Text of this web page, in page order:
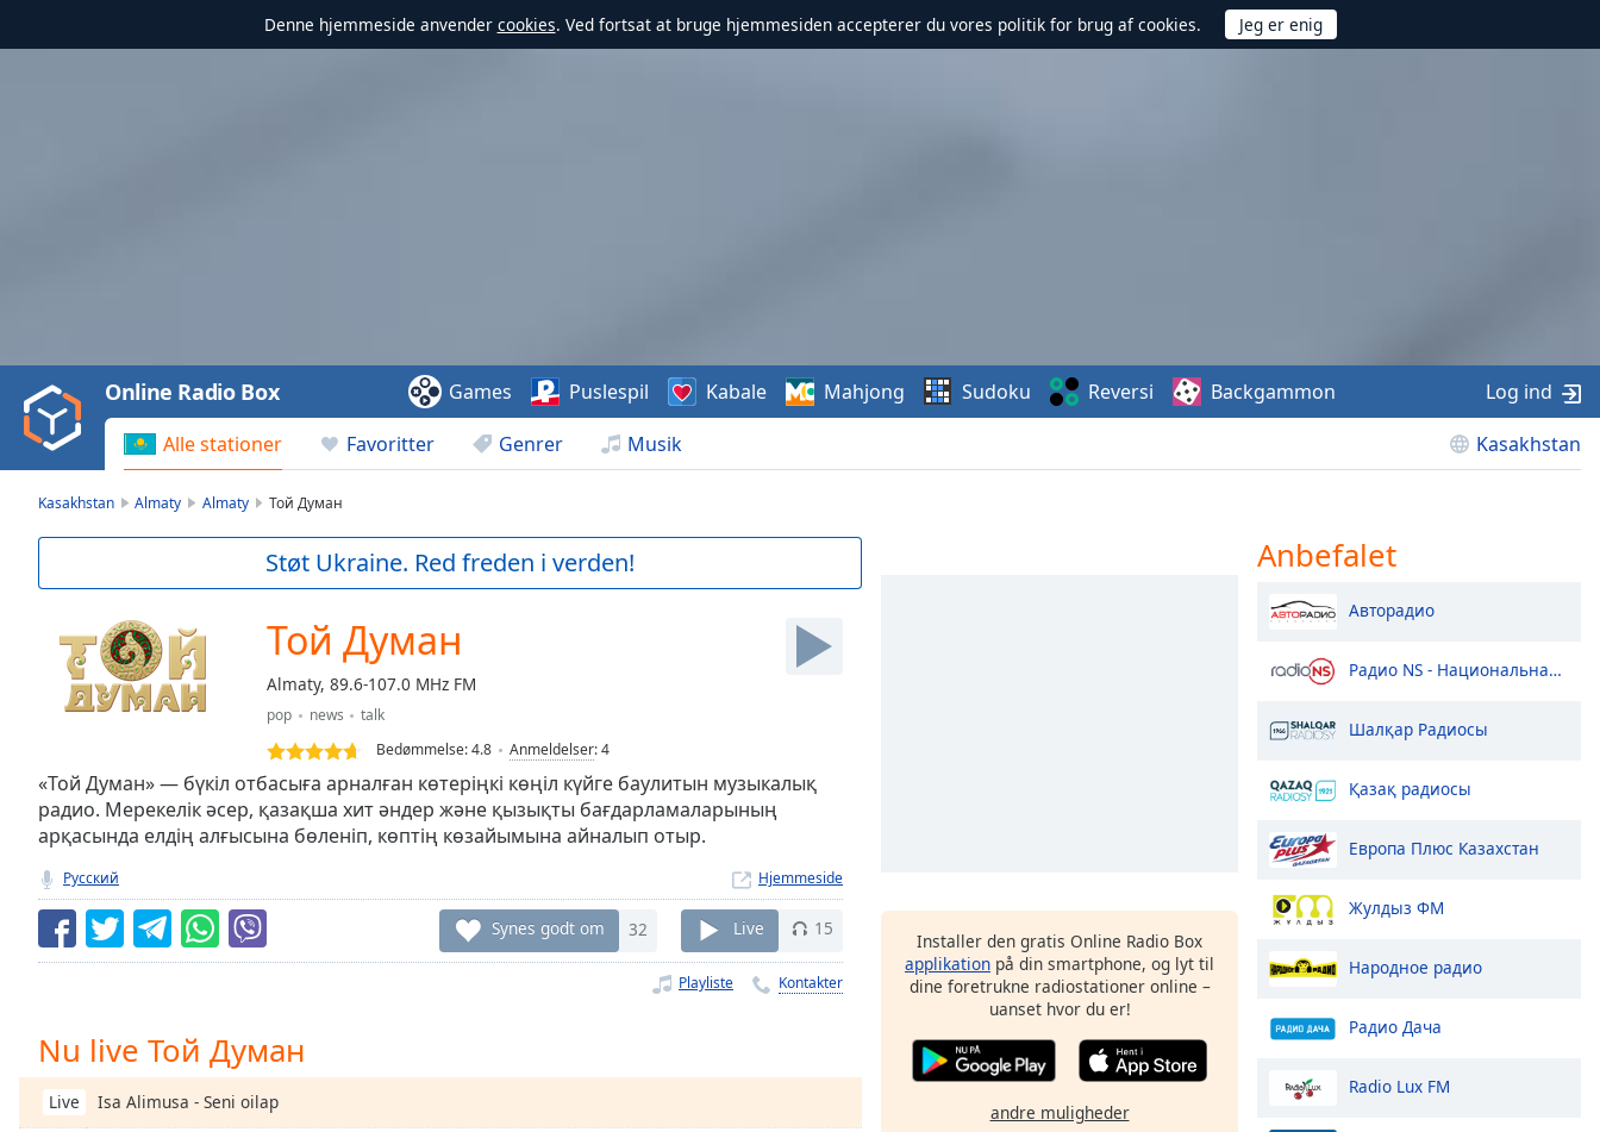
Denne hjemmeside anvender cookies. Ved fortsat at bruge hjemmesiden accepterer du vores politik for brug af cookies.
Video
Play
Backward
Skip
Current
Loaded:
Seek to
currently
behind
LIVE
Remaining
Time-
Chapters
Chapters
Alle stationer Favoritter Genrer Musik Kasakhstan
Online Radio Box Games Puslespil Kabale Mahjong Sudoku Reversi Backgammon Log ind
Kasakhstan Almaty Almaty Той Думан
Støt Ukraine. Red freden i verden!
Той Думан
Almaty, 89.6-107.0 MHz FM
pop news
talk
Bedømmelse:4.8 Anmeldelser:4
«Той Думан» — бүкіл отбасыға арналған көтеріңкі көңіл күйге баулитын музыкалық
радио. Мерекелік әсер, қазақша хит әндер және қызықты бағдарламаларының
арқасында елдің алғысына бөленіп, көптің көзайымына айналып отыр.
Русский Hjemmeside
Synes godt om 32 Live 15
Playliste Kontakter
Nu live Той Думан
Live Isa Alimusa - Seni oilap
Installer den gratis Online Radio Box
applikation på din smartphone, og lyt til
dine foretrukne radiostationer online –
uanset hvor du er!
andre muligheder
Anbefalet
Авторадио
Радио NS - Национальная Сеть
Шалқар Радиосы
Қазақ радиосы
Европа Плюс Казахстан
Жулдыз ФМ
Народное радио
Радио Дача
Radio Lux FM